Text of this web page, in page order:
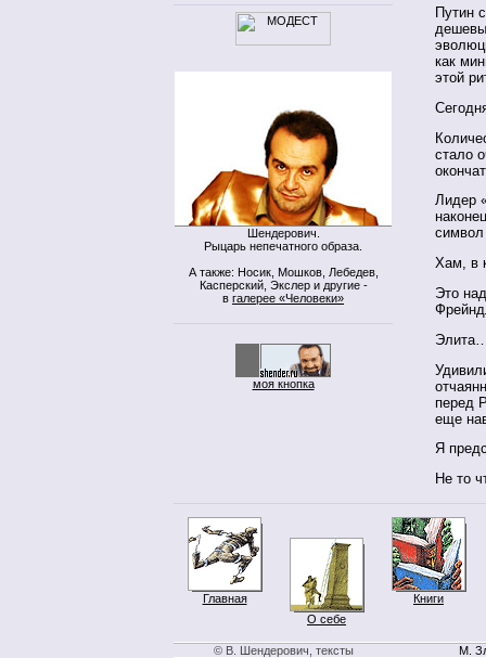
Шендерович.
Рыцарь непечатного образа.
А также: Носик, Мошков, Лебедев,
Касперский, Экслер и другие -
в галерее «Человеки»
моя кнопка
Путин
как
этой
стало
Лидер
символ
Хам, в
Это
перед
еще
Я
Не то
Главная
О себе
Книги
© В. Шендерович, тексты М.